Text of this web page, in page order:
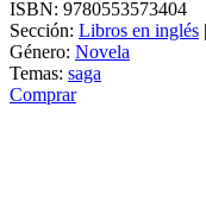
ISBN: 9780553573404
Sección: Libros en inglés |
Género: Novela
Temas: saga
Comprar